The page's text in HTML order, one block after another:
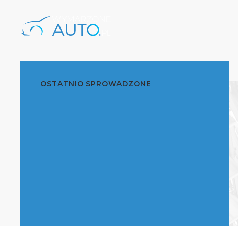
OSTATNIO SPROWADZONE